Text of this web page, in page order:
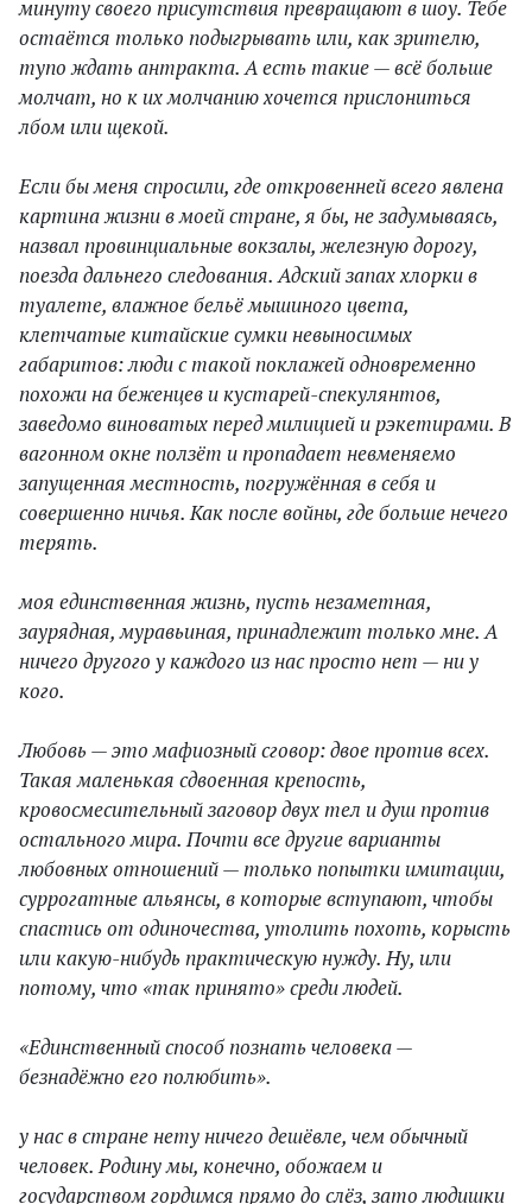
минуту своего присутствия превращают в шоу. Тебе
остаётся только подыгрывать или, как зрителю,
тупо ждать антракта. А есть такие — всё больше
молчат, но к их молчанию хочется прислониться
лбом или щекой.
Если бы меня спросили, где откровенней всего явлена
картина жизни в моей стране, я бы, не задумываясь,
назвал провинциальные вокзалы, железную дорогу,
поезда дальнего следования. Адский запах хлорки в
туалете, влажное бельё мышиного цвета,
клетчатые китайские сумки невыносимых
габаритов: люди с такой поклажей одновременно
похожи на беженцев и кустарей-спекулянтов,
заведомо виноватых перед милицией и рэкетирами. В
вагонном окне ползёт и пропадает невменяемо
запущенная местность, погружённая в себя и
совершенно ничья. Как после войны, где больше нечего
терять.
моя единственная жизнь, пусть незаметная,
заурядная, муравьиная, принадлежит только мне. А
ничего другого у каждого из нас просто нет — ни у
кого.
Любовь — это мафиозный сговор: двое против всех.
Такая маленькая сдвоенная крепость,
кровосмесительный заговор двух тел и душ против
остального мира. Почти все другие варианты
любовных отношений — только попытки имитации,
суррогатные альянсы, в которые вступают, чтобы
спастись от одиночества, утолить похоть, корысть
или какую-нибудь практическую нужду. Ну, или
потому, что «так принято» среди людей.
«Единственный способ познать человека —
безнадёжно его полюбить».
у нас в стране нету ничего дешёвле, чем обычный
человек. Родину мы, конечно, обожаем и
государством гордимся прямо до слёз, зато людишки